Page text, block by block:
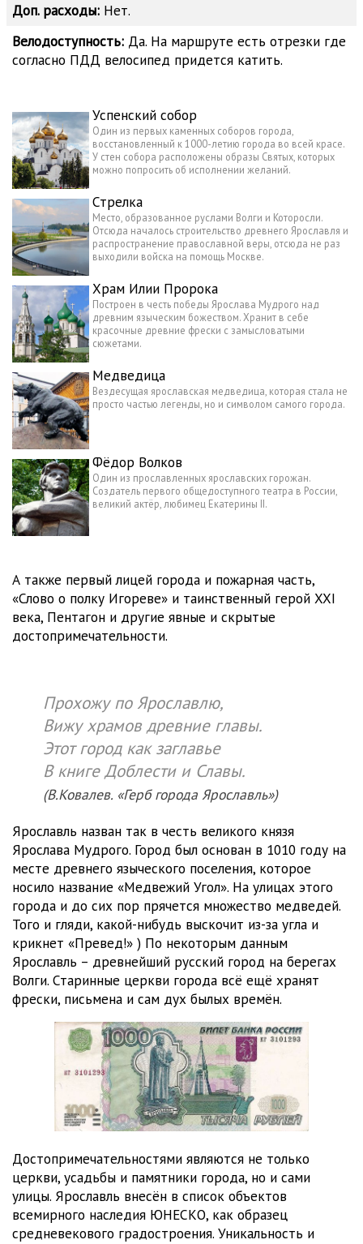
Доп. расходы: Нет.
Велодоступность: Да. На маршруте есть отрезки где
согласно ПДД велосипед придется катить.
Успенский собор
Один из первых каменных соборов города,
восстановленный к 1000-летию города во всей красе.
У стен собора расположены образы Святых, которых
можно попросить об исполнении желаний.
Стрелка
Место, образованное руслами Волги и Которосли.
Отсюда началось строительство древнего Ярославля и
распространение православной веры, отсюда не раз
выходили войска на помощь Москве.
Храм Илии Пророка
Построен в честь победы Ярослава Мудрого над
древним языческим божеством. Хранит в себе
красочные древние фрески с замысловатыми
сюжетами.
Медведица
Вездесущая ярославская медведица, которая стала не
просто частью легенды, но и символом самого города.
Фёдор Волков
Один из прославленных ярославских горожан.
Создатель первого общедоступного театра в России,
великий актёр, любимец Екатерины II.
А также первый лицей города и пожарная часть,
«Слово о полку Игореве» и таинственный герой XXI
века, Пентагон и другие явные и скрытые
достопримечательности.
Прохожу по Ярославлю,
Вижу храмов древние главы.
Этот город как заглавье
В книге Доблести и Славы.
(В.Ковалев. «Герб города Ярославль»)
Ярославль назван так в честь великого князя
Ярослава Мудрого. Город был основан в 1010 году на
месте древнего языческого поселения, которое
носило название «Медвежий Угол». На улицах этого
города и до сих пор прячется множество медведей.
Того и гляди, какой-нибудь выскочит из-за угла и
крикнет «Превед!» ) По некоторым данным
Ярославль – древнейший русский город на берегах
Волги. Старинные церкви города всё ещё хранят
фрески, письмена и сам дух былых времён.
Достопримечательностями являются не только
церкви, усадьбы и памятники города, но и сами
улицы. Ярославль внесён в список объектов
всемирного наследия ЮНЕСКО, как образец
средневекового градостроения. Уникальность и